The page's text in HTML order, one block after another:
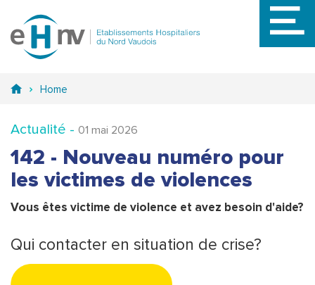
au
Home
Actualité - 01 mai 2026
142 - Nouveau numéro pour
les victimes de violences
Vous êtes victime de violence et avez besoin d'aide?
Qui contacter en situation de crise?